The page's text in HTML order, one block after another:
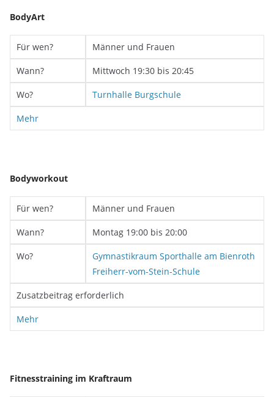
BodyArt
Für wen? Männer und Frauen
Wann? Mittwoch 19:30 bis 20:45
Wo? Turnhalle Burgschule
Mehr
Bodyworkout
Für wen? Männer und Frauen
Wann? Montag 19:00 bis 20:00
Wo?
Gymnastikraum Sporthalle am Bienroth
Freiherr-vom-Stein-Schule
Zusatzbeitrag erforderlich
Mehr
Fitnesstraining im Kraftraum